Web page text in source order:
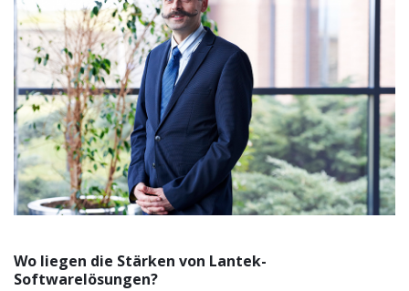
Wo liegen die Stärken von Lantek-
Softwarelösungen?